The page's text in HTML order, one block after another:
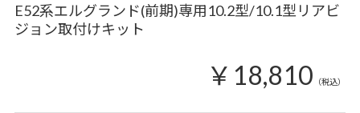
E52系エルグランド(前期)専用10.2型/10.1型リアビ
ジョン取付けキット
￥18,810 （税込）